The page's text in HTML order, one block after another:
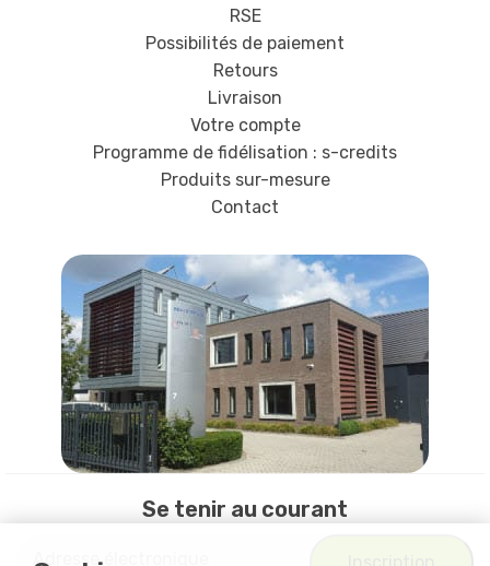
RSE
Possibilités de paiement
Retours
Livraison
Votre compte
Programme de fidélisation : s-credits
Produits sur-mesure
Contact
Se tenir au courant